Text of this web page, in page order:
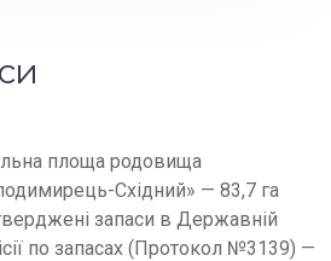
площа родовища
Східний» — 83,7 га
запаси в Державній
по запасах (Протокол №3139) —